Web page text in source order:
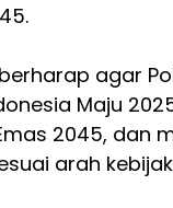
agar
Maju
2045, dan
arah